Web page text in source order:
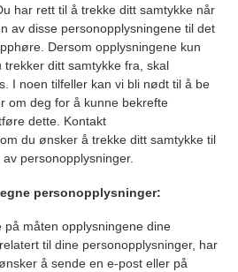
har rett til å trekke ditt samtykke når
av disse personopplysningene til det
Dersom opplysningene kun
ditt samtykke fra, skal
I noen tilfeller kan vi bli nødt til å be
om deg for å kunne bekrefte
dette. Kontakt
du ønsker å trekke ditt samtykke til
personopplysninger.
personopplysninger:
måten opplysningene dine
til dine personopplysninger, har
å sende en e-post eller på